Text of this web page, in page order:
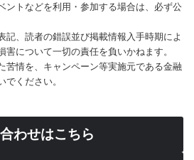
ントなどを利用・参加する場合は、必ず公
記、読者の錯誤並び掲載情報入手時期によ
について一切の責任を負いかねます。
苦情を、キャンペーン等実施元である金融
ください。
わせはこちら